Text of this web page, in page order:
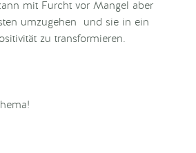
mit Furcht vor Mangel aber
umzugehen und sie in ein
zu transformieren.